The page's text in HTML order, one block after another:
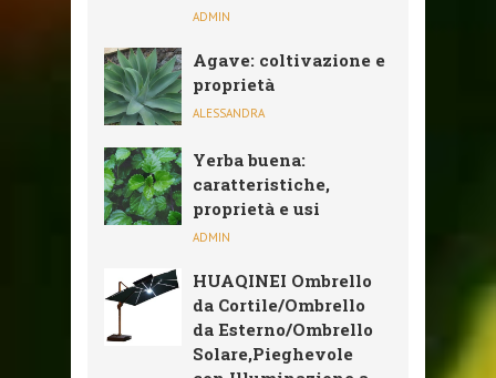
ADMIN
Agave: coltivazione e
proprietà
ALESSANDRA
Yerba buena:
caratteristiche,
proprietà e usi
ADMIN
HUAQINEI Ombrello
da Cortile/Ombrello
da Esterno/Ombrello
Solare,Pieghevole